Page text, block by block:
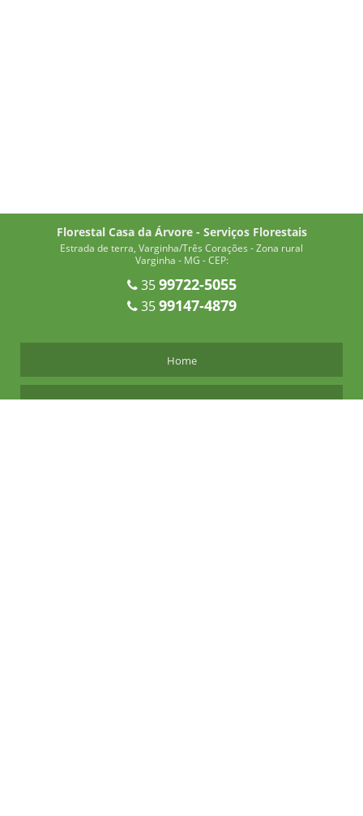
Florestal Casa da Árvore - Serviços Florestais
Estrada de terra, Varginha/Três Corações - Zona rural
Varginha - MG - CEP:
3599722-5055
3599147-4879
Home
Quem Somos